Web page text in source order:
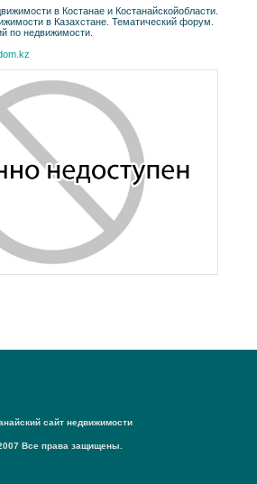
в Костанае и Костанайскойобласти.
в Казахстане. Тематический форум.
по недвижимости.
сайт недвижимости
Все права защищены.